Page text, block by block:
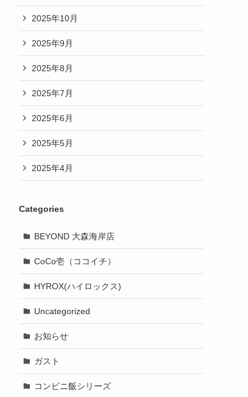
2025年10月
2025年9月
2025年8月
2025年7月
2025年6月
2025年5月
2025年4月
Categories
BEYOND 大森海岸店
CoCo壱（ココイチ）
HYROX(ハイロックス)
Uncategorized
お知らせ
ガスト
コンビニ飯シリーズ